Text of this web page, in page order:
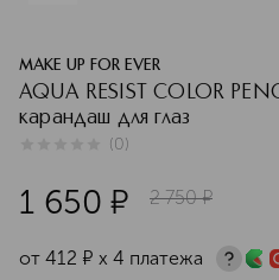
MAKE UP FOR EVER
AQUA RESIST COLOR
карандаш для глаз
(0)
1 650 ¤ 2 750 ¤
от 412 ¤ х 4 платежа